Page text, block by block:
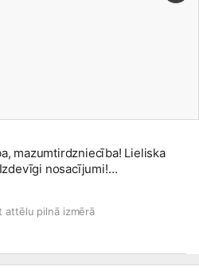
Lieliska
nosacījumi!
attēlu pilnā izmērā